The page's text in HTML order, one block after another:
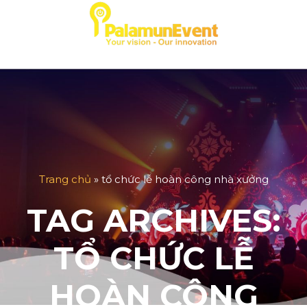
Trang chủ » tổ chức lễ hoàn công nhà xưởng
TAG ARCHIVES:
TỔ CHỨC LỄ
HOÀN CÔNG